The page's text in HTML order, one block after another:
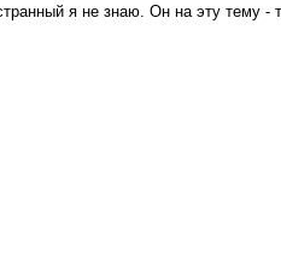
я не знаю. Он на эту тему -